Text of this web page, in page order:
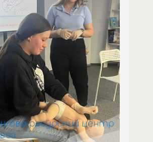
ресурсний центр